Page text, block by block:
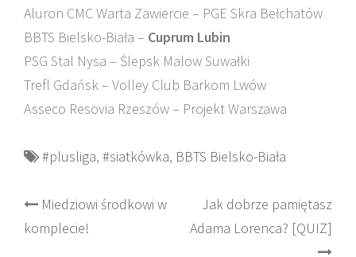
Aluron CMC Warta Zawiercie – PGE Skra Bełchatów
BBTS Bielsko-Biała – Cuprum Lubin
PSG Stal Nysa – Ślepsk Malow Suwałki
Trefl Gdańsk – Volley Club Barkom Lwów
Asseco Resovia Rzeszów – Projekt Warszawa
#plusliga, #siatkówka, BBTS Bielsko-Biała
Post
navigation
Miedziowi środkowi w
komplecie!
Jak dobrze pamiętasz
Adama Lorenca? [QUIZ]